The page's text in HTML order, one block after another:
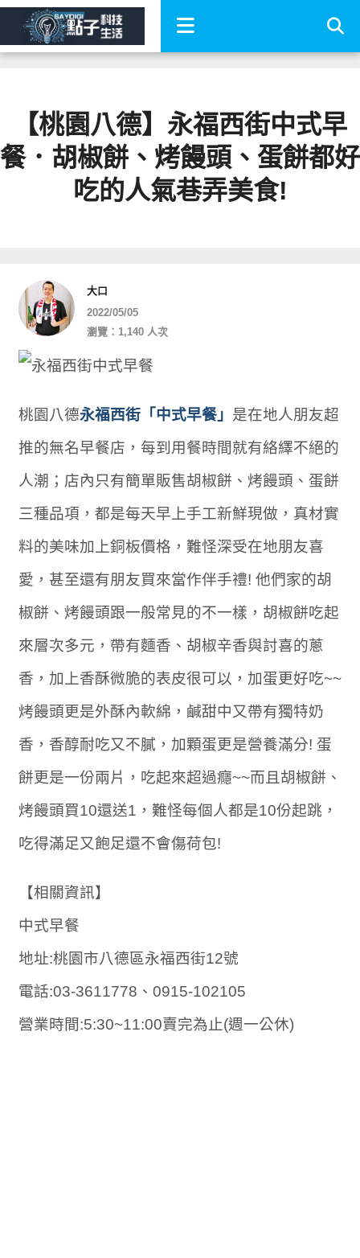
【桃園八德】永福西街中式早
餐．胡椒餅、烤饅頭、蛋餅都好
吃的人氣巷弄美食!
大口
2022/05/05
瀏覽：1,140 人次
桃園八德永福西街「中式早餐」 是在地人朋友超
推的無名早餐店，每到用餐時間就有絡繹不絕的
人潮；店內只有簡單販售胡椒餅、烤饅頭、蛋餅
三種品項，都是每天早上手工新鮮現做，真材實
料的美味加上銅板價格，難怪深受在地朋友喜
愛，甚至還有朋友買來當作伴手禮! 他們家的胡
椒餅、烤饅頭跟一般常見的不一樣，胡椒餅吃起
來層次多元，帶有麵香、胡椒辛香與討喜的蔥
香，加上香酥微脆的表皮很可以，加蛋更好吃~~
烤饅頭更是外酥內軟綿，鹹甜中又帶有獨特奶
香，香醇耐吃又不膩，加顆蛋更是營養滿分! 蛋
餅更是一份兩片，吃起來超過癮~~而且胡椒餅、
烤饅頭買10還送1，難怪每個人都是10份起跳，
吃得滿足又飽足還不會傷荷包!
【相關資訊】
中式早餐
地址:桃園市八德區永福西街12號
電話:03-3611778、0915-102105
營業時間:5:30~11:00賣完為止(週一公休)